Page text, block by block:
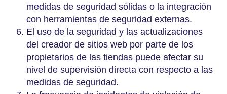
medidas de seguridad sólidas o la integración
con herramientas de seguridad externas.
El uso de la seguridad y las actualizaciones
del creador de sitios web por parte de los
propietarios de las tiendas puede afectar su
nivel de supervisión directa con respecto a las
medidas de seguridad.